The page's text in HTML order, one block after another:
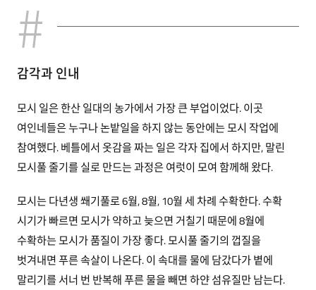
감각과 인내
모시 일은 한산 일대의 농가에서 가장 큰 부업이었다. 이곳
여인네들은 누구나 논밭일을 하지 않는 동안에는 모시 작업에
참여했다. 베틀에서 옷감을 짜는 일은 각자 집에서 하지만, 말린
모시풀 줄기를 실로 만드는 과정은 여럿이 모여 함께해 왔다.
모시는 다년생 쐐기풀로 6월, 8월, 10월 세 차례 수확한다. 수확
시기가 빠르면 모시가 약하고 늦으면 거칠기 때문에 8월에
수확하는 모시가 품질이 가장 좋다. 모시풀 줄기의 껍질을
벗겨내면 푸른 속살이 나온다. 이 속대를 물에 담갔다가 볕에
말리기를 서너 번 반복해 푸른 물을 빼면 하얀 섬유질만 남는다.